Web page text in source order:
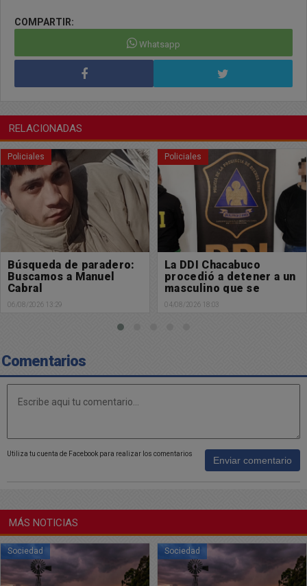
COMPARTIR:
Whatsapp
RELACIONADAS
Policiales
La DDI Chacabuco
procedió a detener a un
masculino que se
encontraba profugo de
04/08/2026 18:03
Policiales
Un masculino perdió la
vida en un accidente de
tránsito
03/08/2026 09:02
Comentarios
Utiliza tu cuenta de Facebook para realizar los comentarios
Enviar comentario
MÁS NOTICIAS
Sociedad Sociedad